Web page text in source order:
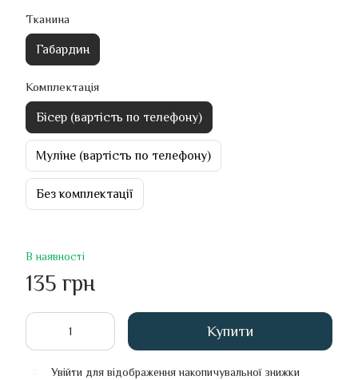
Тканина
Габардин
Комплектація
Бісер (вартість по телефону)
Муліне (вартість по телефону)
Без комплектації
В наявності
135 грн
Купити
Увійти для відображення накопичувальної знижки